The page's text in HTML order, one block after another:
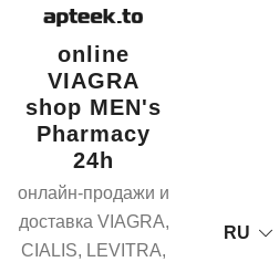
Перейти
содержимому
online
VIAGRA
shop MEN's
Pharmacy
24h
онлайн-продажи и
доставка VIAGRA,
CIALIS, LEVITRA,
RU